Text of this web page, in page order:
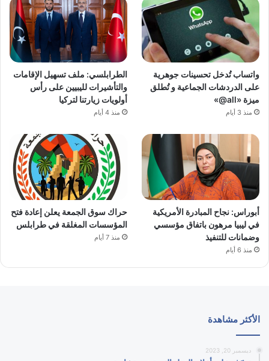
واتساب تُدخل تحسينات جوهرية
على الدردشات الجماعية و تُطلق
ميزة «all@»
منذ 3 أيام
الطرابلسي: ملف تسهيل الإقامات
والتأشيرات لليبيين على رأس
أولويات زيارتنا لتركيا
منذ 4 أيام
أبوراس: نجاح المبادرة الأمريكية
في ليبيا مرهون باتفاق مؤسسي
وضمانات للتنفيذ
منذ 6 أيام
حراك سوق الجمعة يعلن إعادة فتح
المؤسسات المغلقة في طرابلس
منذ 7 أيام
الأكثر مشاهدة
ديسمبر 20, 2023